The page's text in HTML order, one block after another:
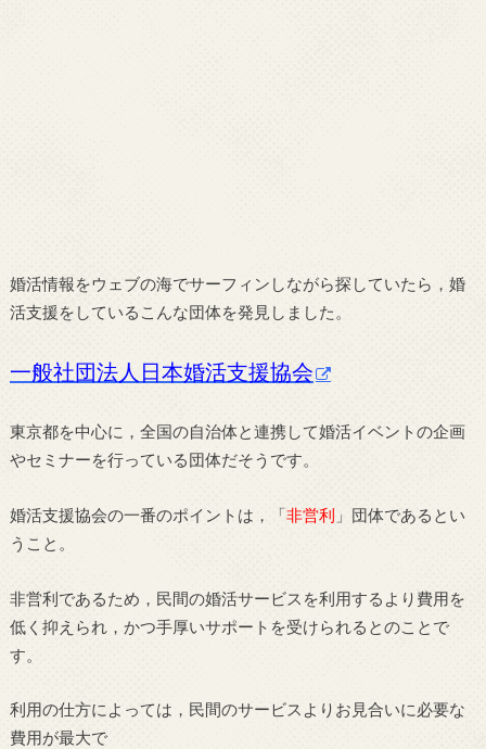
婚活情報をウェブの海でサーフィンしながら探していたら，婚
活支援をしているこんな団体を発見しました。
一般社団法人日本婚活支援協会
東京都を中心に，全国の自治体と連携して婚活イベントの企画
やセミナーを行っている団体だそうです。
婚活支援協会の一番のポイントは，「非営利 」団体であるとい
うこと。
非営利であるため，民間の婚活サービスを利用するより費用を
低く抑えられ，かつ手厚いサポートを受けられるとのことで
す。
利用の仕方によっては，民間のサービスよりお見合いに必要な
費用が最大で